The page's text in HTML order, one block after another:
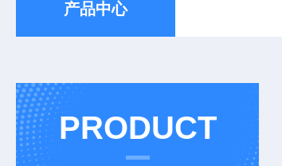
产品中心
PRODUCT